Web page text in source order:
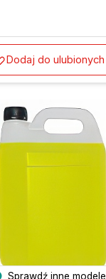
Dodaj do ulubionych
Sprawdź inne modele